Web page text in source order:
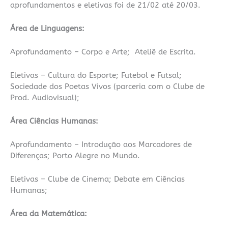
aprofundamentos e eletivas foi de 21/02 até 20/03.
Área de Linguagens:
Aprofundamento – Corpo e Arte; Ateliê de Escrita.
Eletivas – Cultura do Esporte; Futebol e Futsal;
Sociedade dos Poetas Vivos (parceria com o Clube de
Prod. Audiovisual);
Área Ciências Humanas:
Aprofundamento – Introdução aos Marcadores de
Diferenças; Porto Alegre no Mundo.
Eletivas – Clube de Cinema; Debate em Ciências
Humanas;
Área da Matemática: